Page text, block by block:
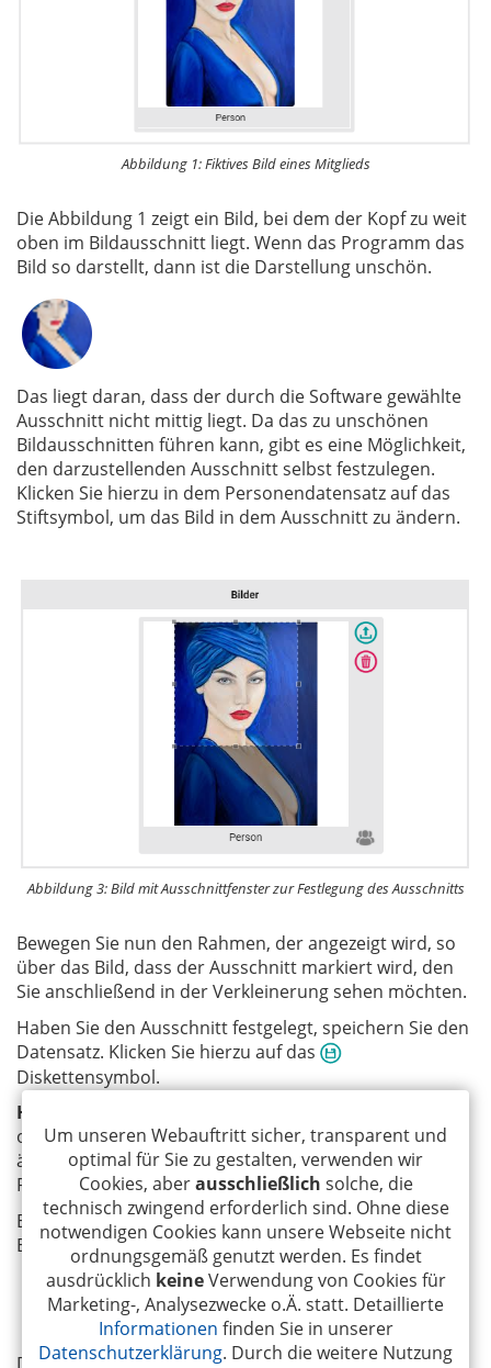
Abbildung 1: Fiktives Bild eines Mitglieds
Die Abbildung 1 zeigt ein Bild, bei dem der Kopf zu weit
oben im Bildausschnitt liegt. Wenn das Programm das
Bild so darstellt, dann ist die Darstellung unschön.
Das liegt daran, dass der durch die Software gewählte
Ausschnitt nicht mittig liegt. Da das zu unschönen
Bildausschnitten führen kann, gibt es eine Möglichkeit,
den darzustellenden Ausschnitt selbst festzulegen.
Klicken Sie hierzu in dem Personendatensatz auf das
Stiftsymbol, um das Bild in dem Ausschnitt zu ändern.
Abbildung 3: Bild mit Ausschnittfenster zur Festlegung des Ausschnitts
Bewegen Sie nun den Rahmen, der angezeigt wird, so
über das Bild, dass der Ausschnitt markiert wird, den
Sie anschließend in der Verkleinerung sehen möchten.
Haben Sie den Ausschnitt festgelegt, speichern Sie den
Datensatz. Klicken Sie hierzu auf das
Diskettensymbol.
Hinweis
ohne Veränderung am Bild selbst gespeichert. Es
ändert sich nur die Darstellung in der Liste und der
RO.APP.
Entsprechend der in Abbildung 3 vorgenommen
Einstellung sieht das Fingernagelbild wie folgt aus:
Um unseren Webauftritt sicher, transparent und
optimal für Sie zu gestalten, verwenden wir
Cookies, aberausschließlich solche, die
technisch zwingend erforderlich sind. Ohne diese
notwendigen Cookies kann unsere Webseite nicht
ordnungsgemäß genutzt werden. Es findet
ausdrücklich keineVerwendung von Cookies für
Marketing-, Analysezwecke o.Ä. statt. Detaillierte
Informationen finden Sie in unserer
Datenschutzerklärung. Durch die weitere Nutzung